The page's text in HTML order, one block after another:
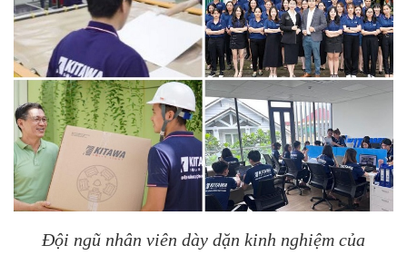
Đội ngũ nhân viên dày dặn kinh nghiệm của